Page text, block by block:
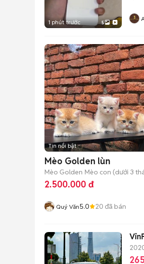
1 phút trước 5
Tin nổi bật
Mèo Golden lùn
Mèo Golden Mèo con (dưới 3
2.500.000 đ
Quý Văn5.0 20 đã bán